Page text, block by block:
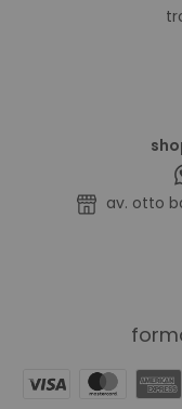
av. otto